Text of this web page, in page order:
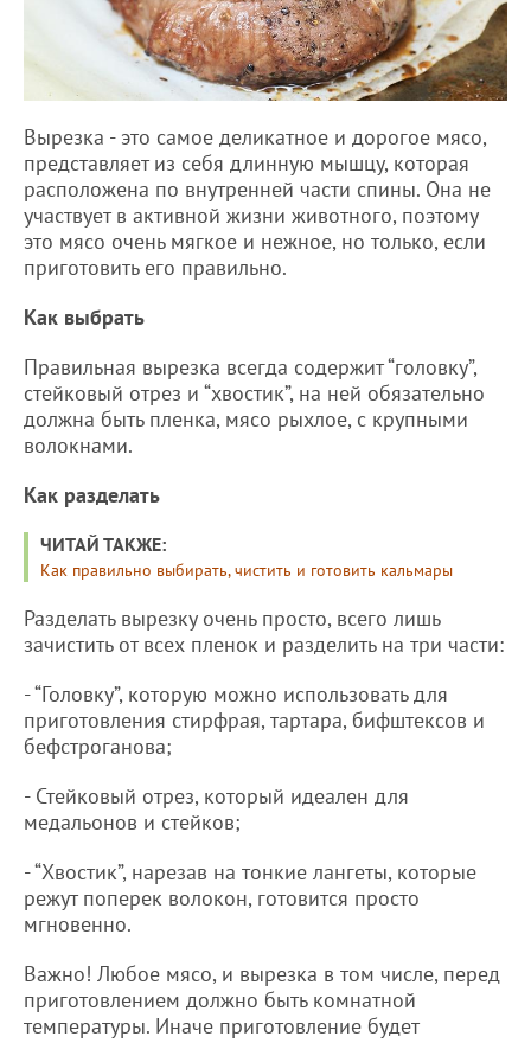
Вырезка - это самое деликатное и дорогое мясо,
представляет из себя длинную мышцу, которая
расположена по внутренней части спины. Она не
участвует в активной жизни животного, поэтому
это мясо очень мягкое и нежное, но только, если
приготовить его правильно.
Как выбрать
Правильная вырезка всегда содержит “головку”,
стейковый отрез и “хвостик”, на ней обязательно
должна быть пленка, мясо рыхлое, с крупными
волокнами.
Как разделать
ЧИТАЙ ТАКЖЕ:
Как правильно выбирать, чистить и готовить кальмары
Разделать вырезку очень просто, всего лишь
зачистить от всех пленок и разделить на три части:
- “Головку”, которую можно использовать для
приготовления стирфрая, тартара, бифштексов и
бефстроганова;
- Стейковый отрез, который идеален для
медальонов и стейков;
- “Хвостик”, нарезав на тонкие лангеты, которые
режут поперек волокон, готовится просто
мгновенно.
Важно! Любое мясо, и вырезка в том числе, перед
приготовлением должно быть комнатной
температуры. Иначе приготовление будет